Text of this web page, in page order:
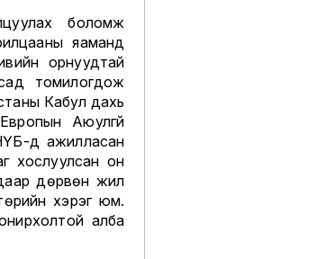
боломж
яаманд
орнуудтай
томилогдож
Кабул дахь
Аюулгүй
д ажилласан
хослуулсан он
дөрвөн жил
хэрэг юм.
алба